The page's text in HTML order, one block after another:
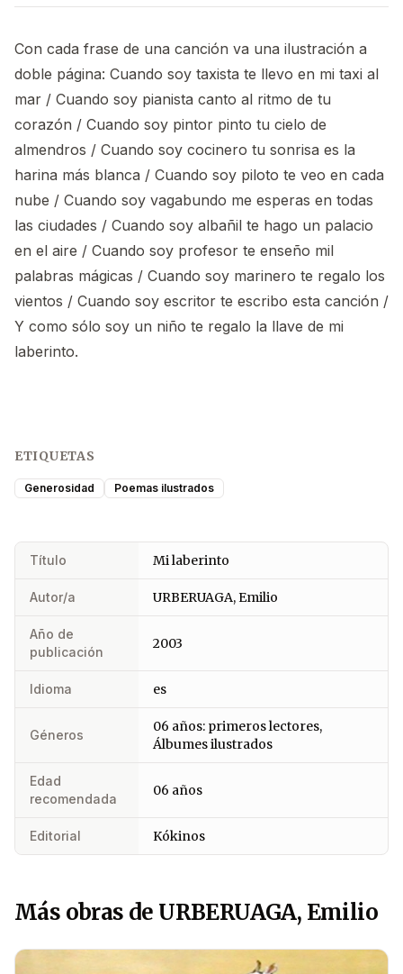
Con cada frase de una canción va una ilustración a
doble página: Cuando soy taxista te llevo en mi taxi al
mar / Cuando soy pianista canto al ritmo de tu
corazón / Cuando soy pintor pinto tu cielo de
almendros / Cuando soy cocinero tu sonrisa es la
harina más blanca / Cuando soy piloto te veo en cada
nube / Cuando soy vagabundo me esperas en todas
las ciudades / Cuando soy albañil te hago un palacio
en el aire / Cuando soy profesor te enseño mil
palabras mágicas / Cuando soy marinero te regalo los
vientos / Cuando soy escritor te escribo esta canción /
Y como sólo soy un niño te regalo la llave de mi
laberinto.
ETIQUETAS
Generosidad Poemas ilustrados
Título Mi laberinto
Autor/a URBERUAGA, Emilio
Año de
publicación
2003
Idioma es
Géneros
06 años: primeros lectores,
Álbumes ilustrados
Edad
recomendada
06 años
Editorial Kókinos
Más obras de URBERUAGA, Emilio